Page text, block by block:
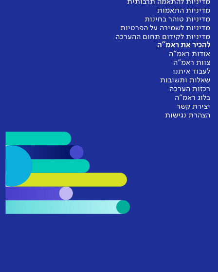
מדיניות להתאמה תרבותית
מדיניות התאמות
מדיניות טוהר בחינות
מדיניות לשמירה על הפרטיות
מדיניות לקידום תחום ההערכה
להכיר את ראמ"ה
אודות ראמ"ה
צוות ראמ"ה
לעבוד איתנו
שאלות ותשובות
רכזות הערכה
בלוג ראמ"ה
יצירת קשר
הצהרת נגישות